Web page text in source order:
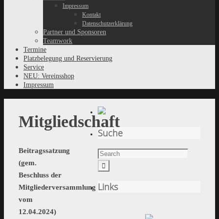
Impressum
Kontakt
Datenschutzerklärung
Partner und Sponsoren
Teamwork
Termine
Platzbelegung und Reservierung
Service
NEU: Vereinsshop
Impressum
Mitgliedschaft
Beitragssatzung
(gem.
Beschluss der
Mitgliederversammlung
vom
12.04.2024)
Suche
Links